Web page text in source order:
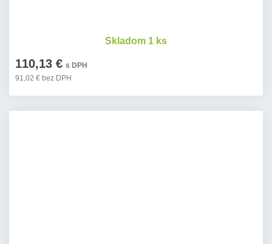
110,13 € s DPH
91,02 € bez DPH
Skladom 1 ks